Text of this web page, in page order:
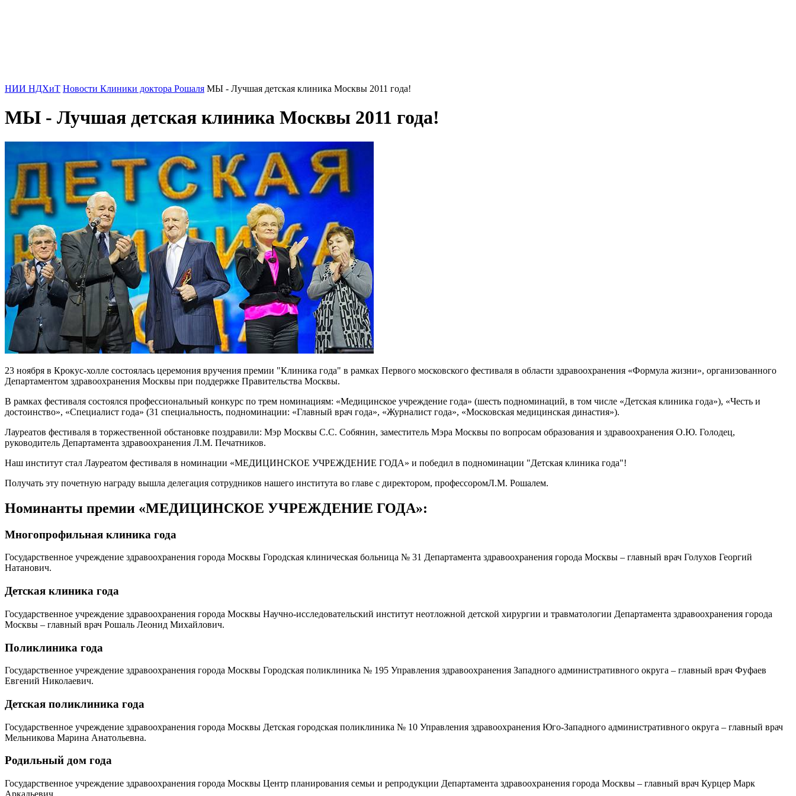
НИИ НДХиТ Новости Клиники доктора Рошаля МЫ - Лучшая детская клиника Москвы 2011 года!
МЫ - Лучшая детская клиника Москвы 2011 года!
23 ноября в Крокус-холле состоялась церемония вручения премии "Клиника года" в рамках Первого московского фестиваля в области здравоохранения «Формула жизни», организованного
Департаментом здравоохранения Москвы при поддержке Правительства Москвы.
В рамках фестиваля состоялся профессиональный конкурс по трем номинациям: «Медицинское учреждение года» (шесть подноминаций, в том числе «Детская клиника года»), «Честь и
достоинство», «Специалист года» (31 специальность, подноминации: «Главный врач года», «Журналист года», «Московская медицинская династия»).
Лауреатов фестиваля в торжественной обстановке поздравили: Мэр Москвы С.С. Собянин, заместитель Мэра Москвы по вопросам образования и здравоохранения О.Ю. Голодец,
руководитель Департамента здравоохранения Л.М. Печатников.
Наш институт стал Лауреатом фестиваля в номинации «МЕДИЦИНСКОЕ УЧРЕЖДЕНИЕ ГОДА» и победил в подноминации "Детская клиника года"!
Получать эту почетную награду вышла делегация сотрудников нашего института во главе с директором, профессоромЛ.М. Рошалем.
Номинанты премии «МЕДИЦИНСКОЕ УЧРЕЖДЕНИЕ ГОДА»:
Многопрофильная клиника года
Государственное учреждение здравоохранения города Москвы Городская клиническая больница № 31 Департамента здравоохранения города Москвы – главный врач Голухов Георгий
Натанович.
Детская клиника года
Государственное учреждение здравоохранения города Москвы Научно-исследовательский институт неотложной детской хирургии и травматологии Департамента здравоохранения города
Москвы – главный врач Рошаль Леонид Михайлович.
Поликлиника года
Государственное учреждение здравоохранения города Москвы Городская поликлиника № 195 Управления здравоохранения Западного административного округа – главный врач Фуфаев
Евгений Николаевич.
Детская поликлиника года
Государственное учреждение здравоохранения города Москвы Детская городская поликлиника № 10 Управления здравоохранения Юго-Западного административного округа – главный врач
Мельникова Марина Анатольевна.
Родильный дом года
Государственное учреждение здравоохранения города Москвы Центр планирования семьи и репродукции Департамента здравоохранения города Москвы – главный врач Курцер Марк